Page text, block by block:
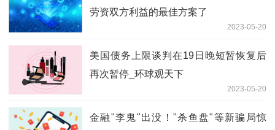
劳资双方利益的最佳方案了
2023-05-20
美国债务上限谈判在19日晚短暂恢复后
再次暂停_环球观天下
2023-05-20
金融"李鬼"出没！"杀鱼盘"等新骗局惊